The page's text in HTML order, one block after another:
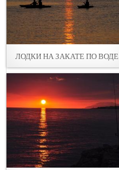
ЛОДКИ НА ЗАКАТE ПО ВОДЕ